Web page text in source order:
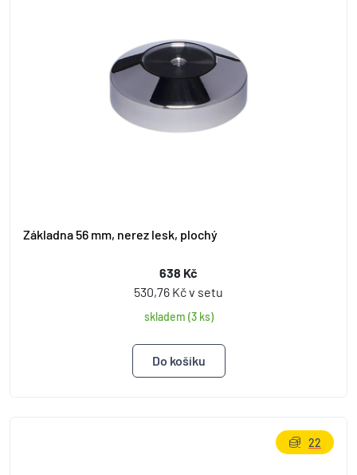
Základna 56 mm, nerez lesk, plochý
638 Kč
530,76 Kč v setu
skladem (3 ks)
22